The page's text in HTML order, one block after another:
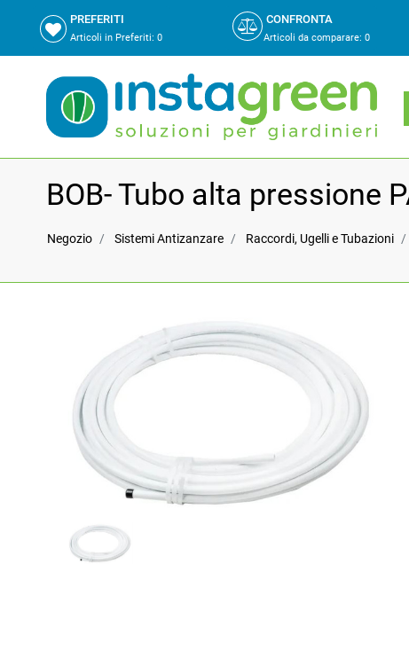
PREFERITI
Articoli in Preferiti: 0
CONFRONTA
Articoli da comparare: 0
BOB- Tubo alta pressione
Negozio Sistemi Antizanzare Raccordi, Ugelli e Tubazioni